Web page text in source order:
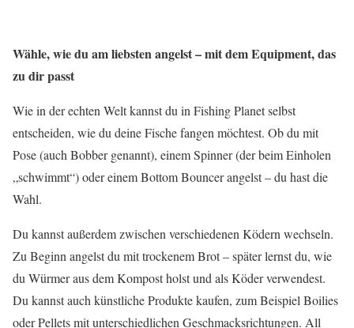
Wähle, wie du am liebsten angelst – mit dem Equipment, das
zu dir passt
Wie in der echten Welt kannst du in Fishing Planet selbst
entscheiden, wie du deine Fische fangen möchtest. Ob du mit
Pose (auch Bobber genannt), einem Spinner (der beim Einholen
„schwimmt“) oder einem Bottom Bouncer angelst – du hast die
Wahl.
Du kannst außerdem zwischen verschiedenen Ködern wechseln.
Zu Beginn angelst du mit trockenem Brot – später lernst du, wie
du Würmer aus dem Kompost holst und als Köder verwendest.
Du kannst auch künstliche Produkte kaufen, zum Beispiel Boilies
oder Pellets mit unterschiedlichen Geschmacksrichtungen. All